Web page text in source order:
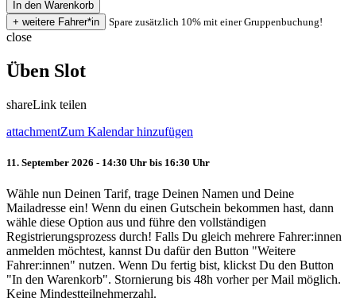
Spare zusätzlich 10% mit einer Gruppenbuchung!
close
Üben Slot
shareLink teilen
attachmentZum Kalendar hinzufügen
11. September 2026 - 14:30 Uhr bis 16:30 Uhr
Wähle nun Deinen Tarif, trage Deinen Namen und Deine
Mailadresse ein! Wenn du einen Gutschein bekommen hast, dann
wähle diese Option aus und führe den vollständigen
Registrierungsprozess durch! Falls Du gleich mehrere Fahrer:innen
anmelden möchtest, kannst Du dafür den Button "Weitere
Fahrer:innen" nutzen. Wenn Du fertig bist, klickst Du den Button
"In den Warenkorb". Stornierung bis 48h vorher per Mail möglich.
Keine Mindestteilnehmerzahl.